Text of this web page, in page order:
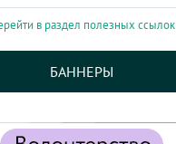
в раздел полезных ссылок
БАННЕРЫ